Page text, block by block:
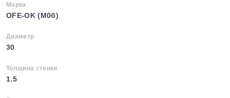
Марка
OFE-OK (М0б)
Диаметр
30
Толщина стенки
1.5